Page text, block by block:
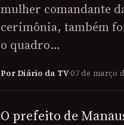
mulher comandante
cerimônia, também
o quadro…
Por Diário da TV·07 de março
O prefeito de